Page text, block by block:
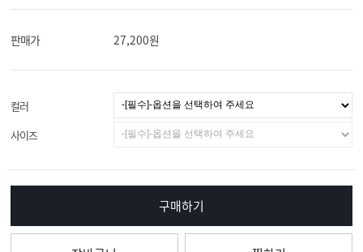
판매가 27,200원
컬러
사이즈
구매하기